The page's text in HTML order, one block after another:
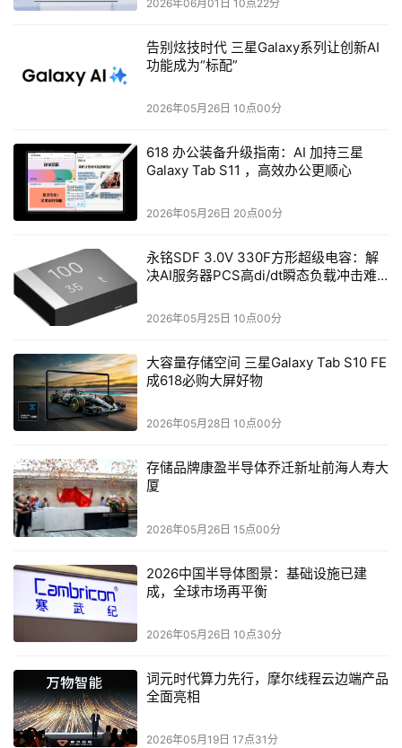
2026年06月01日 10点22分
告别炫技时代 三星Galaxy系列让创新AI
功能成为“标配”
2026年05月26日 10点00分
618 办公装备升级指南：AI 加持三星
Galaxy Tab S11 ，高效办公更顺心
2026年05月26日 20点00分
永铭SDF 3.0V 330F方形超级电容：解
决AI服务器PCS高di/dt瞬态负载冲击难
2026年05月25日 10点00分
大容量存储空间 三星Galaxy Tab S10 FE
成618必购大屏好物
2026年05月28日 10点00分
存储品牌康盈半导体乔迁新址前海人寿大
厦
2026年05月26日 15点00分
2026中国半导体图景：基础设施已建
成，全球市场再平衡
2026年05月26日 10点30分
词元时代算力先行，摩尔线程云边端产品
全面亮相
2026年05月19日 17点31分